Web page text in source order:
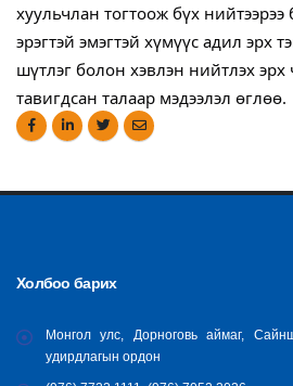
хуульчлан тогтоож бүх нийтээрээ
эрэгтэй эмэгтэй хүмүүс адил эрх
шүтлэг болон хэвлэн нийтлэх
тавигдсан талаар мэдээлэл өглөө.
Холбоо барих
Монгол улс, Дорноговь аймаг,
удирдлагын ордон